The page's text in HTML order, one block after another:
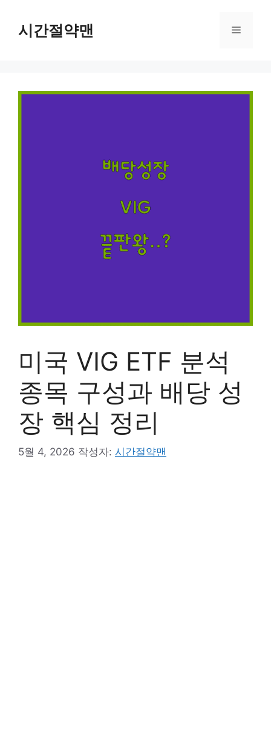
시간절약맨 메
미국 VIG ETF 분석
종목 구성과 배당 성
장 핵심 정리
5월 4, 2026 작성자: 시간절약맨